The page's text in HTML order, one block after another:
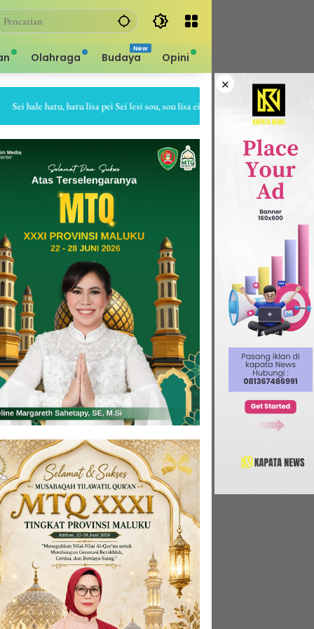
Olahraga Budaya Opini
×
hale hatu, hatu lisa pei Sei lesi sou, sou lisa ei Sapa bale batu, batu gepe dia